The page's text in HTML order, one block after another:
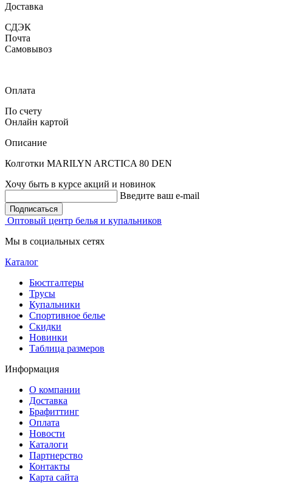
Доставка
СДЭК
Почта
Самовывоз
Оплата
По счету
Онлайн картой
Описание
Колготки MARILYN ARCTICA 80 DEN
Хочу быть в курсе акций и новинок
Введите ваш e-mail
Подписаться
Оптовый центр белья и купальников
Мы в социальных сетях
Каталог
Бюстгалтеры
Трусы
Купальники
Спортивное белье
Скидки
Новинки
Таблица размеров
Информация
О компании
Доставка
Брафиттинг
Оплата
Новости
Каталоги
Партнерство
Контакты
Карта сайта